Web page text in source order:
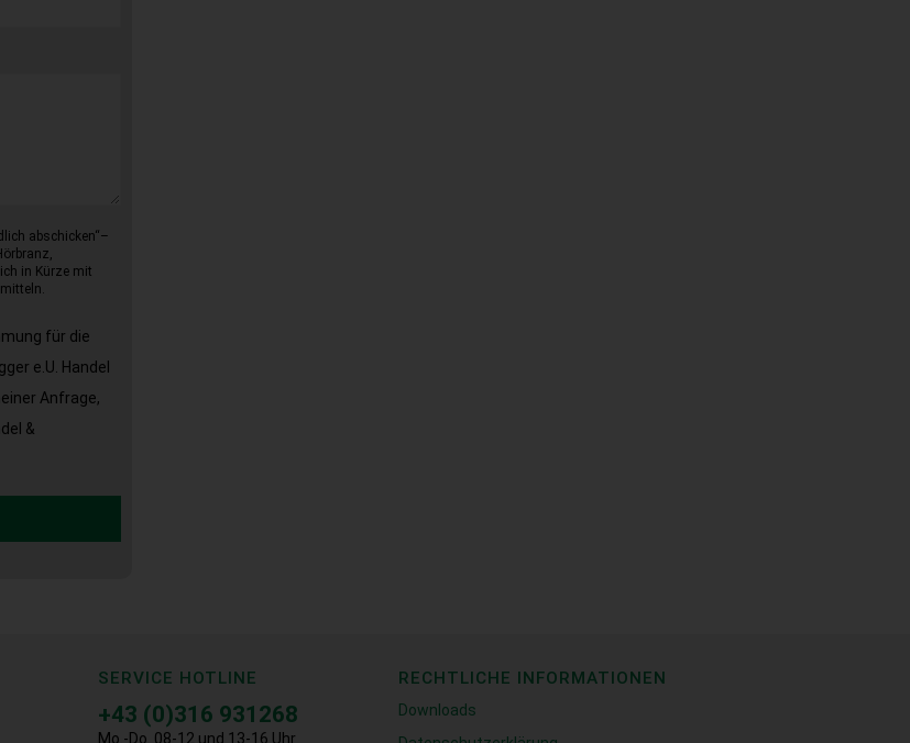
abschicken“–
in Kürze mit
für die
e.U. Handel
Anfrage,
&
SERVICE HOTLINE
+43 (0)316 931268
Mo.-Do. 08-12 und 13-16 Uhr
RECHTLICHE INFORMATIONEN
Downloads